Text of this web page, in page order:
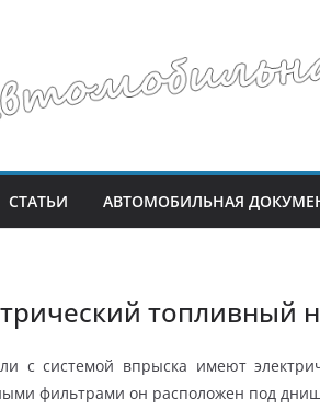
СТАТЬИ АВТОМОБИЛЬНАЯ
топливный
с системой впрыска имеют
фильтрами он расположен под